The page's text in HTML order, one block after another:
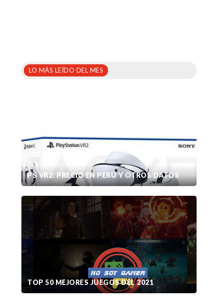
LO MÁS LEÍDO DEL MES
PS VR2: PRECIO EN PERÚ Y OTROS DATOS
TOP 50 MEJORES JUEGOS DEL 2021